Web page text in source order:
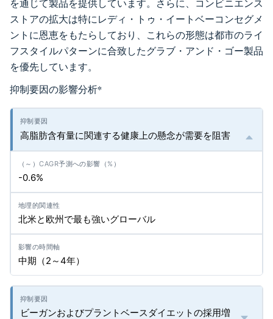
を通じて製品を提供しています。さらに、コンビニエンス
ストアの拡大は特にレディ・トゥ・イートベーコンセグメ
ントに恩恵をもたらしており、これらの形態は都市のライ
フスタイルパターンに合致したグラブ・アンド・ゴー製品
を優先しています。
抑制要因の影響分析*
高脂肪含有量に関連する健康上の懸念が需要を阻害
-0.6%
北米と欧州で最も強いグローバル
中期（2～4年）
ビーガンおよびプラントベースダイエットの採用増